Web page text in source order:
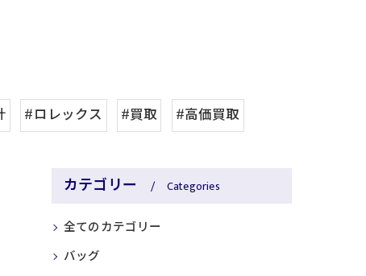
#ロレックス #買取 #高価買取
カテゴリー Categories
全てのカテゴリー
バッグ